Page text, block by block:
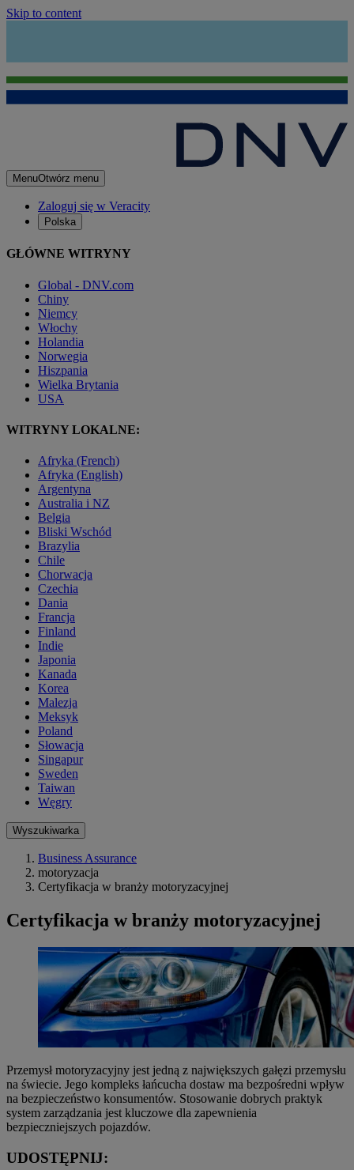
Skip to content
MenuOtwórz menu
Zaloguj się w Veracity
Polska
GŁÓWNE WITRYNY
Global - DNV.com
Chiny
Niemcy
Włochy
Holandia
Norwegia
Hiszpania
Wielka Brytania
USA
WITRYNY LOKALNE:
Afryka (French)
Afryka (English)
Argentyna
Australia i NZ
Belgia
Bliski Wschód
Brazylia
Chile
Chorwacja
Czechia
Dania
Francja
Finland
Indie
Japonia
Kanada
Korea
Malezja
Meksyk
Poland
Słowacja
Singapur
Sweden
Taiwan
Węgry
Wyszukiwarka
Business Assurance
motoryzacja
Certyfikacja w branży motoryzacyjnej
Certyfikacja w branży motoryzacyjnej
Przemysł motoryzacyjny jest jedną z największych gałęzi przemysłu
na świecie. Jego kompleks łańcucha dostaw ma bezpośredni wpływ
na bezpieczeństwo konsumentów. Stosowanie dobrych praktyk
system zarządzania jest kluczowe dla zapewnienia
bezpieczniejszych pojazdów.
UDOSTĘPNIJ: